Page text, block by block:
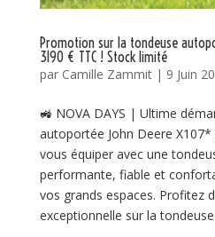
Promotion sur la tondeuse
3190 € TTC ! Stock limité
par Camille Zammit| 9 Juin
🚜 NOVA DAYS | Ultime
autoportée John Deere X107*
vous équiper avec une
performante, fiable et
vos grands espaces. Profitez
exceptionnelle sur la